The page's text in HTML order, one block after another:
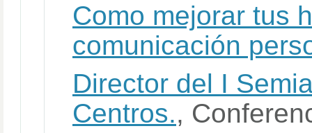
Como mejorar tus
comunicación
Director del I
Centros.,